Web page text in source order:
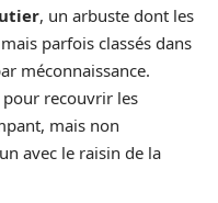
, un arbuste dont les
parfois classés dans
méconnaissance.
pour recouvrir les
mais non
avec le raisin de la